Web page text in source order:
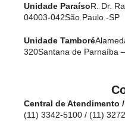
Unidade ParaísoR. Dr.
04003-042São Paulo -SP
Unidade Tamboré
320Santana de Parnaíba
Central de Atendimento /
(11) 3342-5100 / (11)